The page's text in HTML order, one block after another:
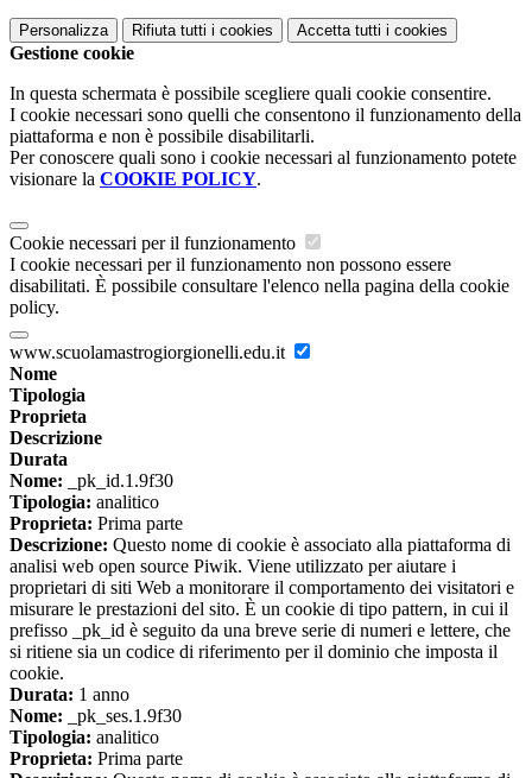
Personalizza Rifiuta tutti i cookies Accetta tutti i cookies
Gestione cookie
In questa schermata è possibile scegliere quali cookie consentire.
I cookie necessari sono quelli che consentono il funzionamento della
piattaforma e non è possibile disabilitarli.
Per conoscere quali sono i cookie necessari al funzionamento potete
visionare la COOKIE POLICY.
Cookie necessari per il funzionamento
I cookie necessari per il funzionamento non possono essere
disabilitati. È possibile consultare l'elenco nella pagina della cookie
policy.
www.scuolamastrogiorgionelli.edu.it
Nome
Tipologia
Proprieta
Descrizione
Durata
Nome: _pk_id.1.9f30
Tipologia: analitico
Proprieta: Prima parte
Descrizione: Questo nome di cookie è associato alla piattaforma di
analisi web open source Piwik. Viene utilizzato per aiutare i
proprietari di siti Web a monitorare il comportamento dei visitatori e
misurare le prestazioni del sito. È un cookie di tipo pattern, in cui il
prefisso _pk_id è seguito da una breve serie di numeri e lettere, che
si ritiene sia un codice di riferimento per il dominio che imposta il
cookie.
Durata: 1 anno
Nome: _pk_ses.1.9f30
Tipologia: analitico
Proprieta: Prima parte